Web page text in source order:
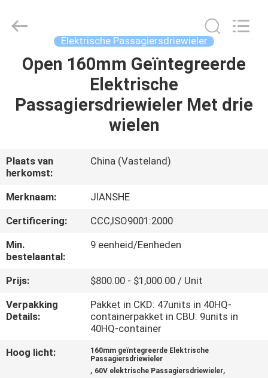
HUIS
PRODUCTEN
ONS
FABRIEKSREIS
KWALITEITSCONTROLE
CONTACTEER
ONS
Reserved.
Elektrische Passagiersdriewieler
Open 160mm Geïntegreerde
Elektrische
Passagiersdriewieler Met drie
wielen
Plaats van
herkomst:
China (Vasteland)
Merknaam:
JIANSHE
Certificering:
CCC,ISO9001:2000
Min.
bestelaantal:
9 eenheid/Eenheden
Prijs:
$800.00 - $1,000.00 / Unit
Verpakking
Details:
Pakket in CKD: 47units in 40HQ-
containerpakket in CBU: 9units in
40HQ-container
Hoog licht:
160mm geïntegreerde Elektrische
Passagiersdriewieler
, 60V elektrische Passagiersdriewieler,